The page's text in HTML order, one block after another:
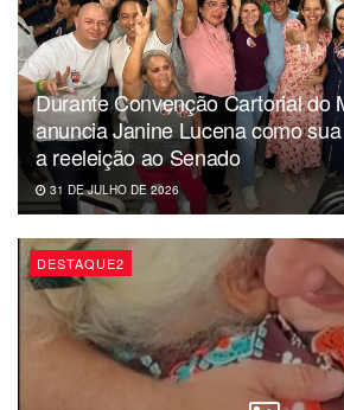
Durante Convenção Cartorial do
anuncia Janine Lucena como
a reeleição ao Senado
31 DE JULHO DE 2026
DESTAQUE2